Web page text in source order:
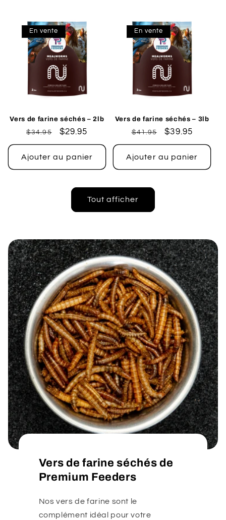
En vente
Vers de farine séchés – 2lb
Prix
habituel
$34.95
Prix
promotionnel
$29.95
Ajouter au panier
En vente
Vers de farine séchés – 3lb
Prix
habituel
$41.95
Prix
promotionnel
$39.95
Ajouter au panier
Tout afficher
Vers de farine séchés de
Premium Feeders
Nos vers de farine sont le
complément idéal pour votre